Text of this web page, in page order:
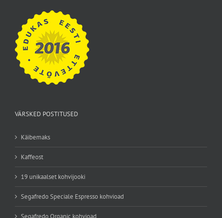
VÄRSKED POSTITUSED
Käibemaks
Kaffeost
19 unikaalset kohvijooki
Segafredo Speciale Espresso kohvioad
Segafredo Organic kohvioad